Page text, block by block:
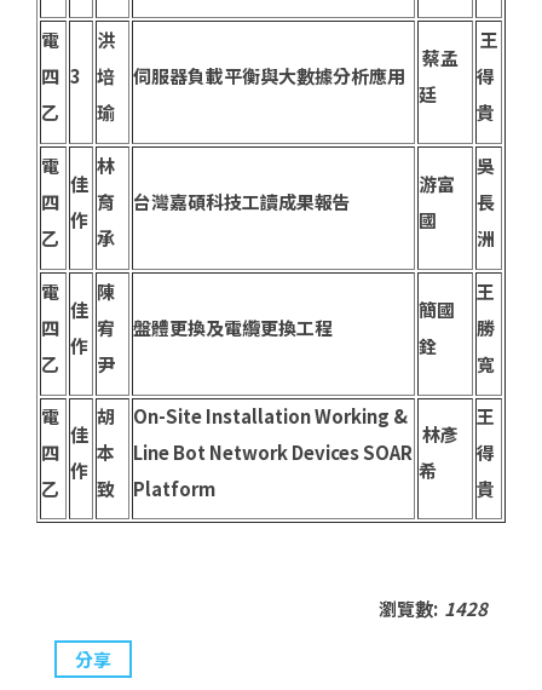
電
四
乙
3
洪
培
瑜
伺服器負載平衡與大數據分析應用
蔡孟
廷
王
得
貴
電
四
乙
佳
作
林
育
承
台灣嘉碩科技工讀成果報告
游富
國
吳
長
洲
電
四
乙
佳
作
陳
宥
尹
盤體更換及電纜更換工程
簡國
銓
王
勝
寬
電
四
乙
佳
作
胡
本
致
On-Site Installation Working &
Line Bot Network Devices SOAR
Platform
林彥
希
王
得
貴
瀏覽數: 1428
分享